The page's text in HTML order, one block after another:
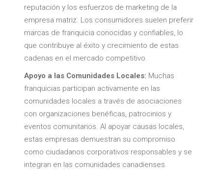
reputación y los esfuerzos de marketing de la
empresa matriz. Los consumidores suelen preferir
marcas de franquicia conocidas y confiables, lo
que contribuye al éxito y crecimiento de estas
cadenas en el mercado competitivo.
Apoyo a las Comunidades Locales: Muchas
franquicias participan activamente en las
comunidades locales a través de asociaciones
con organizaciones benéficas, patrocinios y
eventos comunitarios. Al apoyar causas locales,
estas empresas demuestran su compromiso
como ciudadanos corporativos responsables y se
integran en las comunidades canadienses.